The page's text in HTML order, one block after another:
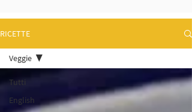
RICETTE
Tutti
English
Veggie